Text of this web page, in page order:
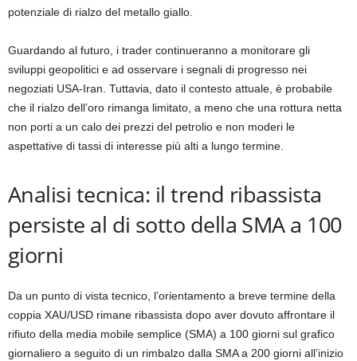
potenziale di rialzo del metallo giallo.
Guardando al futuro, i trader continueranno a monitorare gli
sviluppi geopolitici e ad osservare i segnali di progresso nei
negoziati USA-Iran. Tuttavia, dato il contesto attuale, è probabile
che il rialzo dell’oro rimanga limitato, a meno che una rottura netta
non porti a un calo dei prezzi del petrolio e non moderi le
aspettative di tassi di interesse più alti a lungo termine.
Analisi tecnica: il trend ribassista
persiste al di sotto della SMA a 100
giorni
Da un punto di vista tecnico, l’orientamento a breve termine della
coppia XAU/USD rimane ribassista dopo aver dovuto affrontare il
rifiuto della media mobile semplice (SMA) a 100 giorni sul grafico
giornaliero a seguito di un rimbalzo dalla SMA a 200 giorni all’inizio